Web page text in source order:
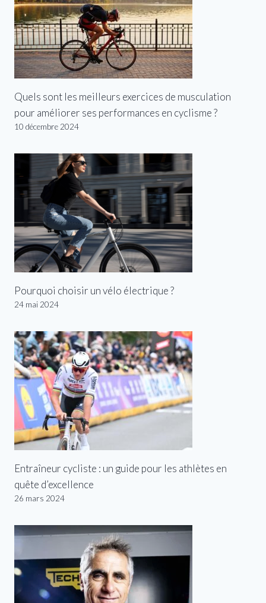
Quels sont les meilleurs exercices de musculation
pour améliorer ses performances en cyclisme ?
10 décembre 2024
Pourquoi choisir un vélo électrique ?
24 mai 2024
Entraîneur cycliste : un guide pour les athlètes en
quête d’excellence
26 mars 2024